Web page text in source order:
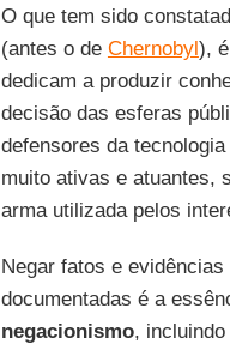
O que tem sido
(antes o de Chernobyl),
dedicam a produzir
decisão das esferas
defensores da
muito ativas e atuantes,
arma utilizada pelos
Negar fatos e
documentadas é a
negacionismo,